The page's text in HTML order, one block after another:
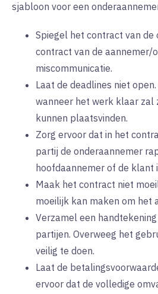
sjabloon voor een
Spiegel het contract van
contract van de aannemer/
miscommunicatie.
Laat de deadlines niet
wanneer het werk klaar zal
kunnen plaatsvinden.
Zorg ervoor dat in het
partij de onderaannemer
hoofdaannemer of de klant
Maak het contract niet
moeilijk kan maken om het
Verzamel een
partijen. Overweeg het
veilig te doen.
Laat de
ervoor dat de volledige